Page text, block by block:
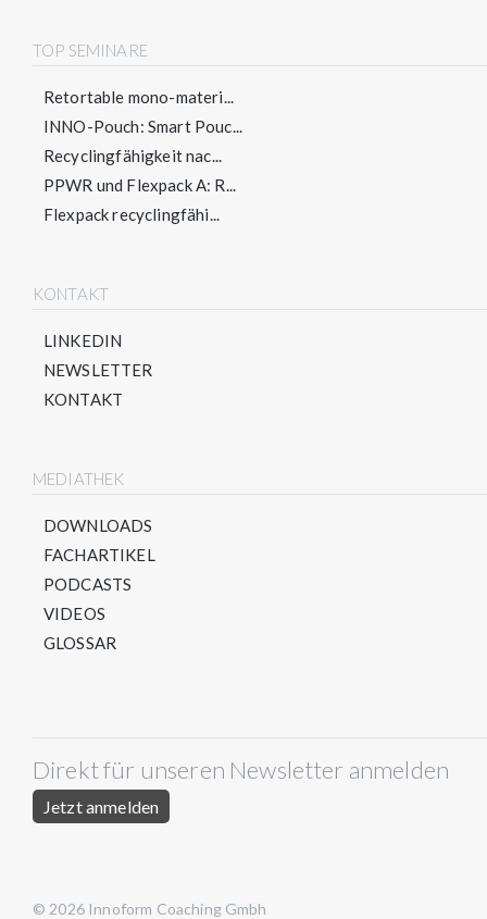
TOP SEMINARE
Retortable mono-materi...
INNO-Pouch: Smart Pouc...
Recyclingfähigkeit nac...
PPWR und Flexpack A: R...
Flexpack recyclingfähi...
KONTAKT
LINKEDIN
NEWSLETTER
KONTAKT
MEDIATHEK
DOWNLOADS
FACHARTIKEL
PODCASTS
VIDEOS
GLOSSAR
Direkt für unseren Newsletter anmelden
Jetzt anmelden
© 2026 Innoform Coaching Gmbh